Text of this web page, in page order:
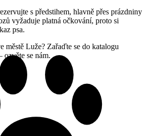
s předstihem, hlavně přes prázdniny
vyžaduje platná očkování, proto si
psa.
městě Luže? Zařaďte se do katalogu
se nám.